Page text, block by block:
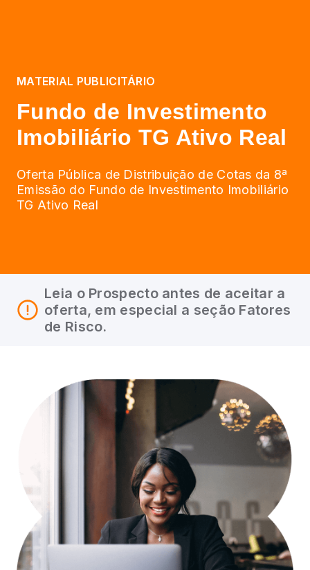
MATERIAL PUBLICITÁRIO
Fundo de Investimento
Imobiliário TG Ativo Real
Oferta Pública de Distribuição de Cotas da 8ª
Emissão do Fundo de Investimento Imobiliário
TG Ativo Real
Leia o Prospecto antes de aceitar a
oferta, em especial a seção Fatores
de Risco.